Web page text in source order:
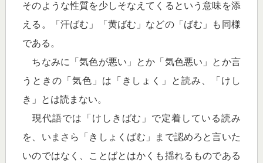
そのような性質を少しそなえてくるという意味を添
える。「汗ばむ」「黄ばむ」などの「ばむ」も同様
である。
ちなみに「気色が悪い」とか「気色悪い」とか言
うときの「気色」は「きしょく」と読み、「けし
き」とは読まない。
現代語では「けしきばむ」で定着している読み
を、いまさら「きしょくばむ」まで認めろと言いた
いのではなく、ことばとはかくも揺れるものである